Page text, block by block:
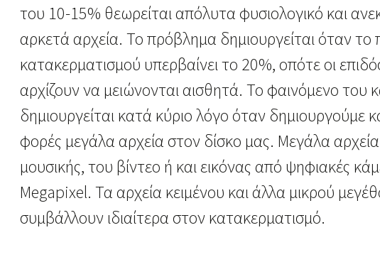
του 10-15% θεωρείται απόλυτα φυσιολογικό και
αρκετά αρχεία. Το πρόβλημα δημιουργείται όταν το
κατακερματισμού υπερβαίνει το 20%, οπότε οι
αρχίζουν να μειώνονται αισθητά. Το φαινόμενο του
δημιουργείται κατά κύριο λόγο όταν δημιουργούμε
φορές μεγάλα αρχεία στον δίσκο μας. Μεγάλα
μουσικής, του βίντεο ή και εικόνας από ψηφιακές
Megapixel. Τα αρχεία κειμένου και άλλα μικρού
συμβάλλουν ιδιαίτερα στον κατακερματισμό.